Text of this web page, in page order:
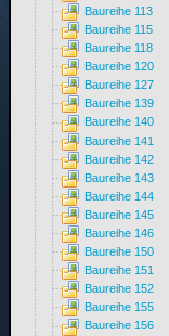
Baureihe 113
Baureihe 115
Baureihe 118
Baureihe 120
Baureihe 127
Baureihe 139
Baureihe 140
Baureihe 141
Baureihe 142
Baureihe 143
Baureihe 144
Baureihe 145
Baureihe 146
Baureihe 150
Baureihe 151
Baureihe 152
Baureihe 155
Baureihe 156